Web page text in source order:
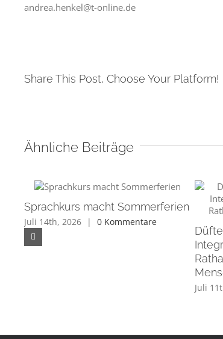
andrea.henkel@t-online.de
Share This Post, Choose Your Platform!
Ähnliche Beiträge
Sprachkurs macht Sommerferien
Juli 14th, 2026 | 0 Kommentare
Juli